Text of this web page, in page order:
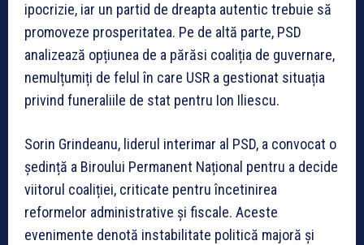
ipocrizie, iar un partid de dreapta autentic trebuie să
promoveze prosperitatea. Pe de altă parte, PSD
analizează opțiunea de a părăsi coaliția de guvernare,
nemulțumiți de felul în care USR a gestionat situația
privind funeraliile de stat pentru Ion Iliescu.
Sorin Grindeanu, liderul interimar al PSD, a convocat o
ședință a Biroului Permanent Național pentru a decide
viitorul coaliției, criticate pentru încetinirea
reformelor administrative și fiscale. Aceste
evenimente denotă instabilitate politică majoră și